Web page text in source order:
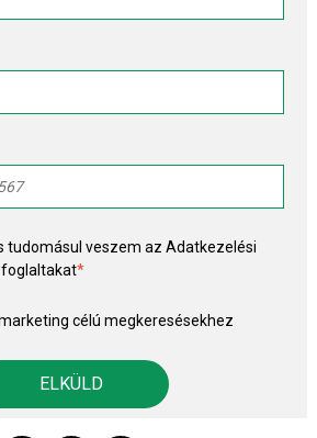
tudomásul veszem azAdatkezelési
foglaltakat*
célú megkeresésekhez